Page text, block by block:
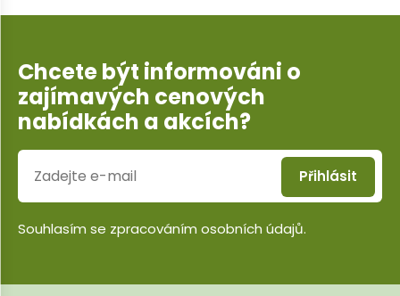
Chcete být informováni o
zajímavých cenových
nabídkách a akcích?
Přihlásit
Souhlasím se zpracováním osobních údajů.